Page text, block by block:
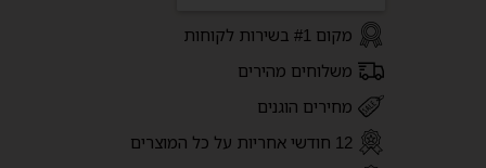
מקום #1 בשירות לקוחות
משלוחים מהירים
מחירים הוגנים
12 חודשי אחריות על כל המוצרים